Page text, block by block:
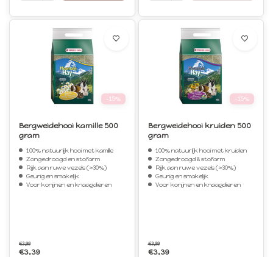
-15%
Bergweidehooi kamille 500
gram
100% natuurlijk hooi met kamille
Zongedroogd en stofarm
Rijk aan ruwe vezels (>30%)
Geurig en smakelijk
Voor konijnen en knaagdieren
€3,99
€3,39
-15%
Bergweidehooi kruiden 500
gram
100% natuurlijk hooi met kruiden
Zongedroogd & stofarm
Rijk aan ruwe vezels (>30%)
Geurig en smakelijk
Voor konijnen en knaagdieren
€3,99
€3,39